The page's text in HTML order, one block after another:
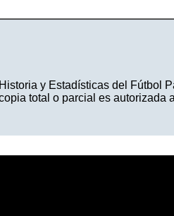
y Estadísticas del Fútbol
total o parcial es